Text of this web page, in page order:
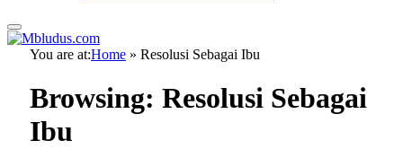
You are at:Home » Resolusi Sebagai Ibu
Browsing: Resolusi Sebagai
Ibu